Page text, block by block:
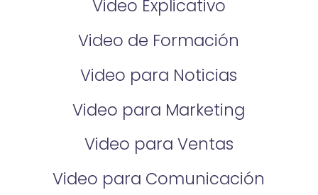
Video Explicativo
Video de Formación
Video para Noticias
Video para Marketing
Video para Ventas
Video para Comunicación